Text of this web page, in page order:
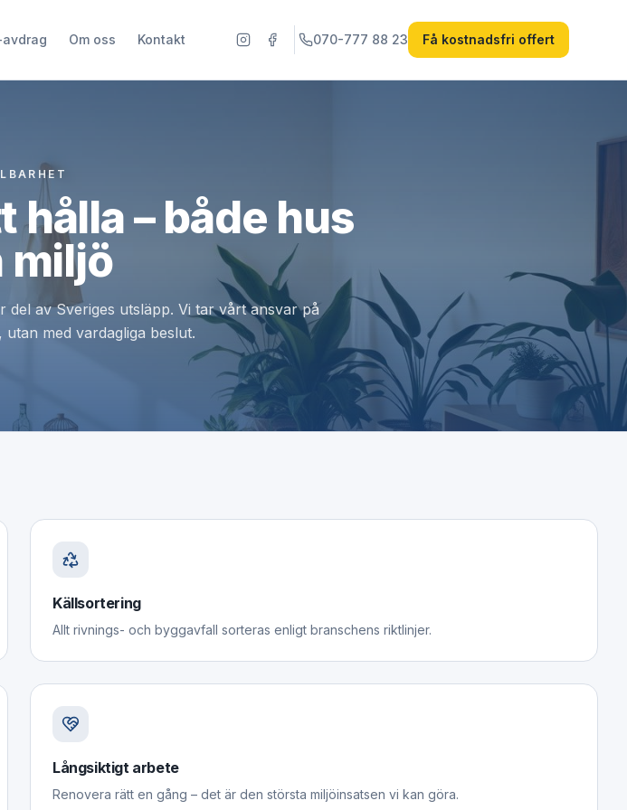
avdrag Om oss Kontakt 070-777 88 23 Få kostnadsfri offert
hålla – både hus
miljö
av Sveriges utsläpp. Vi tar vårt ansvar på
med vardagliga beslut.
Källsortering
Allt rivnings- och byggavfall sorteras enligt branschens riktlinjer.
Långsiktigt arbete
Renovera rätt en gång – det är den största miljöinsatsen vi kan göra.